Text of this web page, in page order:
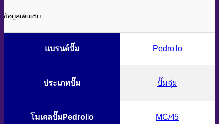
ข้อมูลเพิ่มเติม
แบรนด์ปั๊ม Pedrollo
ประเภทปั๊ม ปั๊มจุ่ม
โมเดลปั๊มPedrollo MC/45